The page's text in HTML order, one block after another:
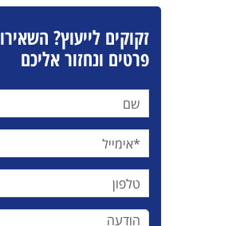
זקוקים לייעוץ? השאירו
פרטים ונחזור אליכם